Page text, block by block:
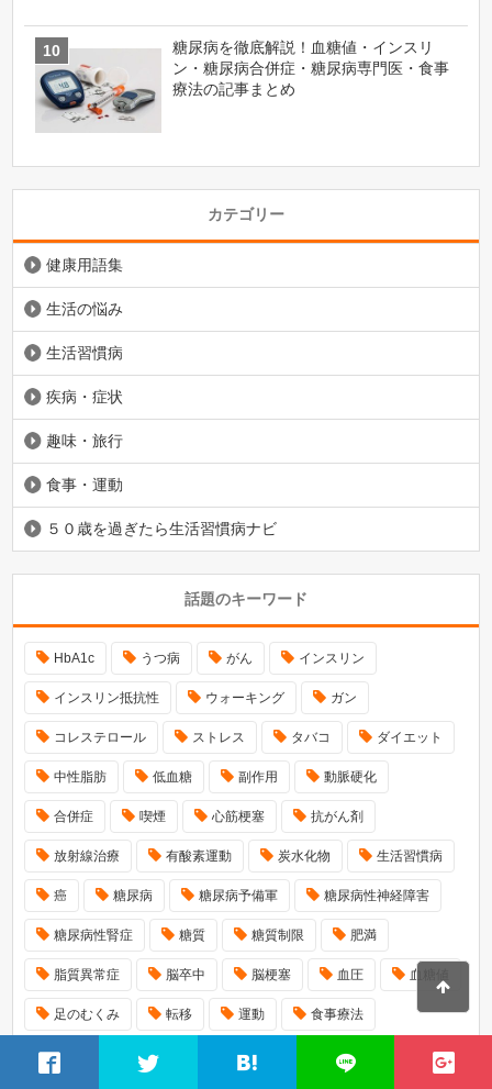
糖尿病を徹底解説！血糖値・インスリ
ン・糖尿病合併症・糖尿病専門医・食事
療法の記事まとめ
カテゴリー
健康用語集
生活の悩み
生活習慣病
疾病・症状
趣味・旅行
食事・運動
５０歳を過ぎたら生活習慣病ナビ
話題のキーワード
HbA1c うつ病 がん インスリン
インスリン抵抗性 ウォーキング ガン
コレステロール ストレス タバコ ダイエット
中性脂肪 低血糖 副作用 動脈硬化
合併症 喫煙 心筋梗塞 抗がん剤
放射線治療 有酸素運動 炭水化物 生活習慣病
癌 糖尿病 糖尿病予備軍 糖尿病性神経障害
糖尿病性腎症 糖質 糖質制限 肥満
脂質異常症 脳卒中 脳梗塞 血圧 血糖値
足のむくみ 転移 運動 食事療法
食後血糖値 高脂血症 高血圧